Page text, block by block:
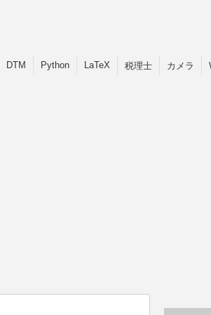
DTM Python LaTeX 税理士 カメラ